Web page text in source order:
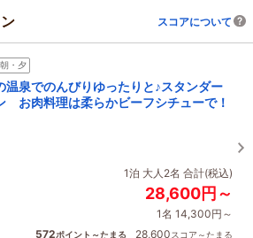
スコアについて
朝・夕
温泉でのんびりゆったりと♪スタンダー
お肉料理は柔らかビーフシチューで！
1泊 大人2名 合計(税込)
28,600円～
1名 14,300円～
572ポイント～たまる 28,600スコア～たまる